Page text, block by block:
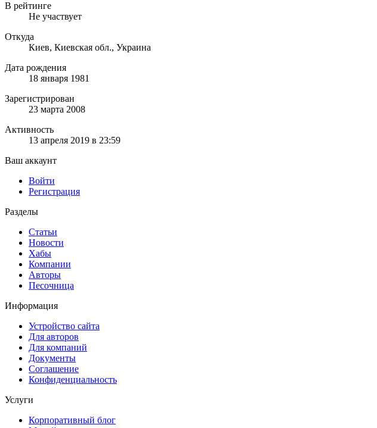
В рейтинге
Не участвует
Откуда
Киев, Киевская обл., Украина
Дата рождения
18 января 1981
Зарегистрирован
23 марта 2008
Активность
13 апреля 2019 в 23:59
Ваш аккаунт
Войти
Регистрация
Разделы
Статьи
Новости
Хабы
Компании
Авторы
Песочница
Информация
Устройство сайта
Для авторов
Для компаний
Документы
Соглашение
Конфиденциальность
Услуги
Корпоративный блог